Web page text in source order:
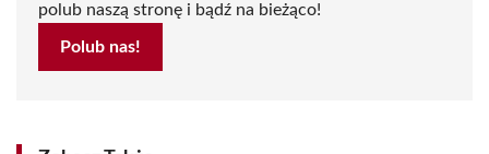
polub naszą stronę i bądź na bieżąco!
Polub nas!